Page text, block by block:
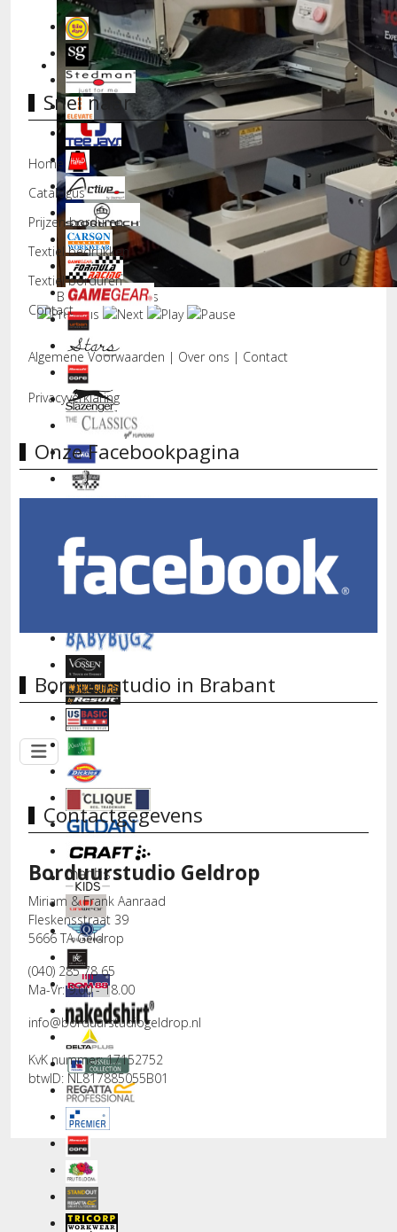
Borduurmachines
Snel naar
Home
Catalogus
Prijzen borduren
Textiel bedrukken
Textiel borduren
Contact
Algemene Voorwaarden | Over ons | Contact
Privacyverklaring
Onze Facebookpagina
Borduurstudio in Brabant
Contactgegevens
Borduurstudio Geldrop
Miriam & Frank Aanraad
Fleskensstraat 39
5666 TA Geldrop
(040) 285 78 65
Ma-Vr: 9.00 - 18.00
info@borduurstudiogeldrop.nl
KvK nummer: 17152752
btwID: NL817885055B01